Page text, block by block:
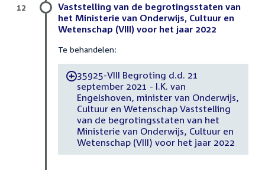
Vaststelling van de begrotingsstaten van
het Ministerie van Onderwijs, Cultuur en
Wetenschap (VIII) voor het jaar 2022
Te behandelen:
-35925-VIII Begroting d.d. 21
september 2021 - I.K. van
Engelshoven, minister van Onderwijs,
Cultuur en Wetenschap Vaststelling
van de begrotingsstaten van het
Ministerie van Onderwijs, Cultuur en
Wetenschap (VIII) voor het jaar 2022
12